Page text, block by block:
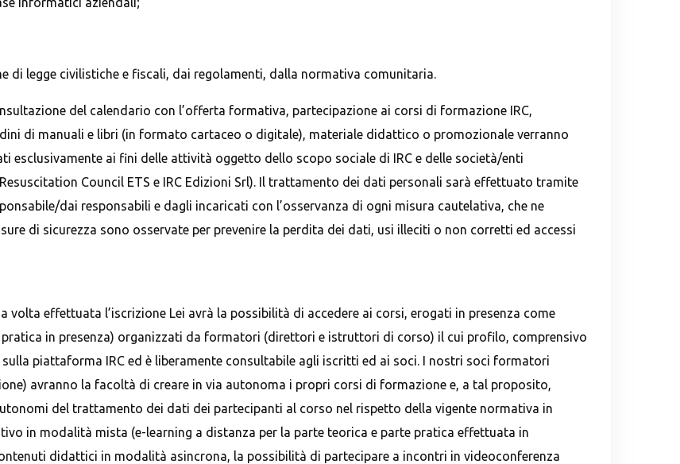
di legge civilistiche e fiscali, dai regolamenti, dalla normativa comunitaria.
del calendario con l’offerta formativa, partecipazione ai corsi di formazione IRC,
di manuali e libri (in formato cartaceo o digitale), materiale didattico o promozionale verranno
esclusivamente ai fini delle attività oggetto dello scopo sociale di IRC e delle società/enti
Council ETS e IRC Edizioni Srl). Il trattamento dei dati personali sarà effettuato tramite
dai responsabili e dagli incaricati con l’osservanza di ogni misura cautelativa, che ne
di sicurezza sono osservate per prevenire la perdita dei dati, usi illeciti o non corretti ed accessi
effettuata l’iscrizione Lei avrà la possibilità di accedere ai corsi, erogati in presenza come
in presenza) organizzati da formatori (direttori e istruttori di corso) il cui profilo, comprensivo
piattaforma IRC ed è liberamente consultabile agli iscritti ed ai soci. I nostri soci formatori
avranno la facoltà di creare in via autonoma i propri corsi di formazione e, a tal proposito,
del trattamento dei dati dei partecipanti al corso nel rispetto della vigente normativa in
in modalità mista (e-learning a distanza per la parte teorica e parte pratica effettuata in
didattici in modalità asincrona, la possibilità di partecipare a incontri in videoconferenza